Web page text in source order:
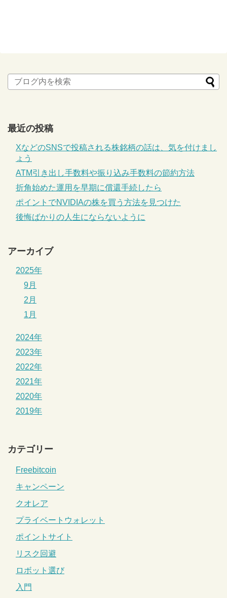
最近の投稿
XなどのSNSで投稿される株銘柄の話は、気を付けまし
ょう
ATM引き出し手数料や振り込み手数料の節約方法
折角始めた運用を早期に償還手続したら
ポイントでNVIDIAの株を買う方法を見つけた
後悔ばかりの人生にならないように
アーカイブ
2025年
9月
2月
1月
2024年
2023年
2022年
2021年
2020年
2019年
カテゴリー
Freebitcoin
キャンペーン
クオレア
プライベートウォレット
ポイントサイト
リスク回避
ロボット選び
入門